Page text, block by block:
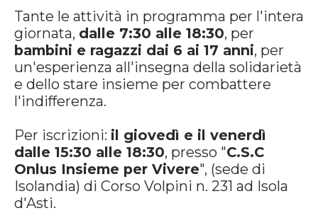
Tante le attività in programma per l'intera
giornata, dalle 7:30 alle 18:30, per
bambini e ragazzi dai 6 ai 17 anni, per
un'esperienza all'insegna della solidarietà
e dello stare insieme per combattere
l'indifferenza.
Per iscrizioni: il giovedì e il venerdì
dalle 15:30 alle 18:30, presso "C.S.C
Onlus Insieme per Vivere", (sede di
Isolandia) di Corso Volpini n. 231 ad Isola
d'Asti.